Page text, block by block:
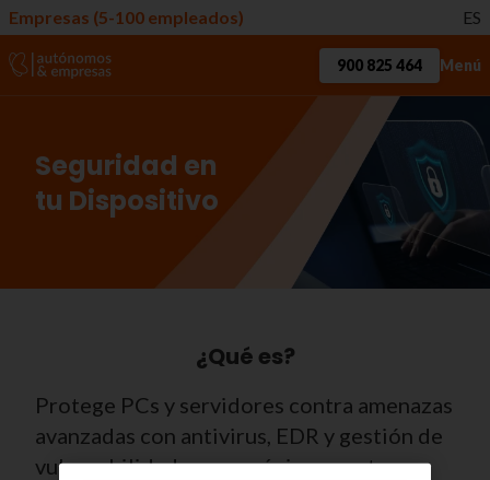
Empresas (5-100 empleados) ES
900 825 464 Menú
Seguridad en
tu Dispositivo
¿Qué es?
Protege PCs y servidores contra amenazas
avanzadas con antivirus, EDR y gestión de
vulnerabilidades en un único agente.